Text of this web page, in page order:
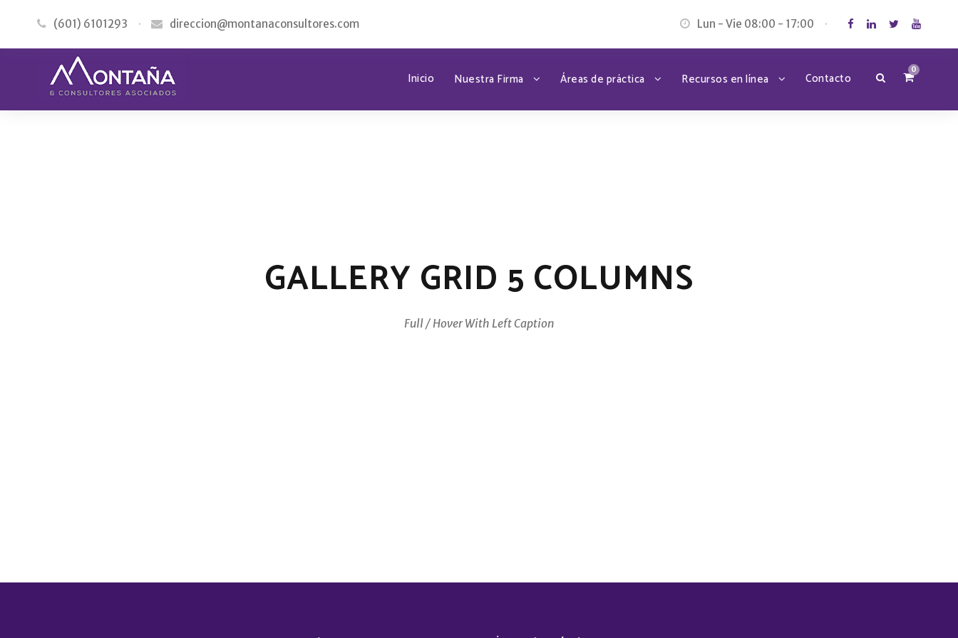
(601) 6101293 · direccion@montanaconsultores.com Lun - Vie 08:00 - 17:00 ·
Inicio Nuestra Firma Áreas de práctica Recursos en línea Contacto
0
GALLERY GRID 5 COLUMNS
Full / Hover With Left Caption